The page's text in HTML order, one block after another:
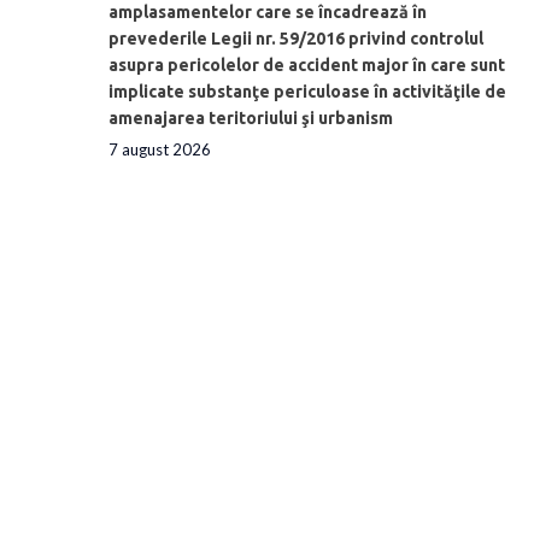
amplasamentelor care se încadrează în
prevederile Legii nr. 59/2016 privind controlul
asupra pericolelor de accident major în care sunt
implicate substanţe periculoase în activităţile de
amenajarea teritoriului şi urbanism
7 august 2026